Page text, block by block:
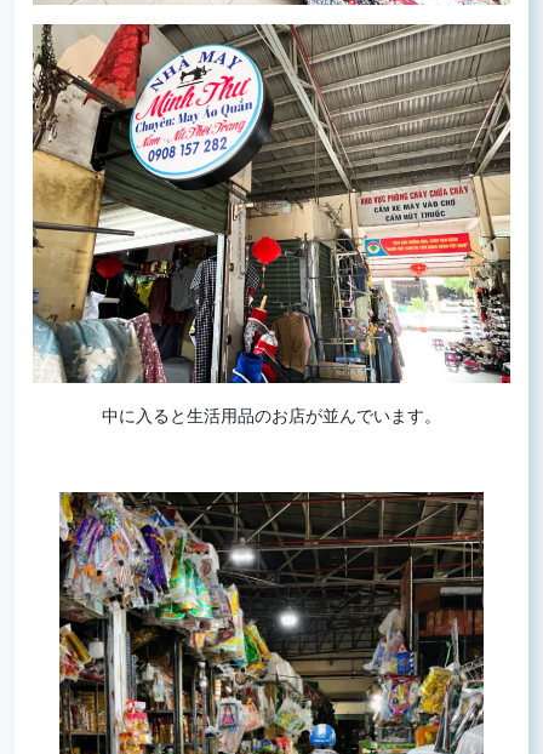
中に入ると生活用品のお店が並んでいます。